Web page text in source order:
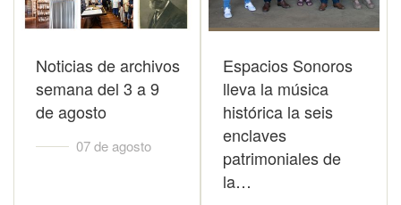
Noticias de archivos
semana del 3 a 9
de agosto
07 de agosto
Espacios Sonoros
lleva la música
histórica la seis
enclaves
patrimoniales de
la…